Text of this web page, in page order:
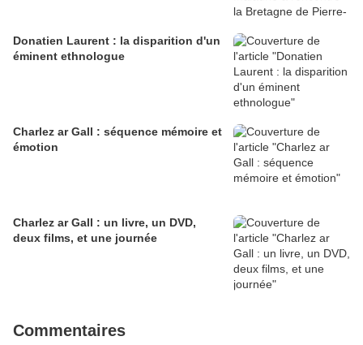
Donatien Laurent : la disparition d'un
éminent ethnologue
Charlez ar Gall : séquence mémoire et
émotion
Charlez ar Gall : un livre, un DVD,
deux films, et une journée
Commentaires